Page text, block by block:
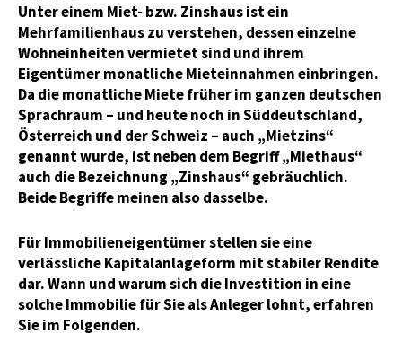
Unter einem Miet- bzw. Zinshaus ist ein
Mehrfamilienhaus zu verstehen, dessen einzelne
Wohneinheiten vermietet sind und ihrem
Eigentümer monatliche Mieteinnahmen einbringen.
Da die monatliche Miete früher im ganzen deutschen
Sprachraum – und heute noch in Süddeutschland,
Österreich und der Schweiz – auch „Mietzins“
genannt wurde, ist neben dem Begriff „Miethaus“
auch die Bezeichnung „Zinshaus“ gebräuchlich.
Beide Begriffe meinen also dasselbe.
Für Immobilieneigentümer stellen sie eine
verlässliche Kapitalanlageform mit stabiler Rendite
dar. Wann und warum sich die Investition in eine
solche Immobilie für Sie als Anleger lohnt, erfahren
Sie im Folgenden.